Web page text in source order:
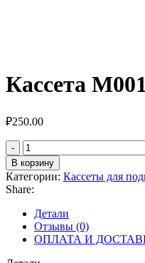
Кассета
₽250.00
Количество
товара
Кассета
M001
В корзину
Категории: Кассеты для
Share:
Детали
Отзывы (0)
ОПЛАТА И